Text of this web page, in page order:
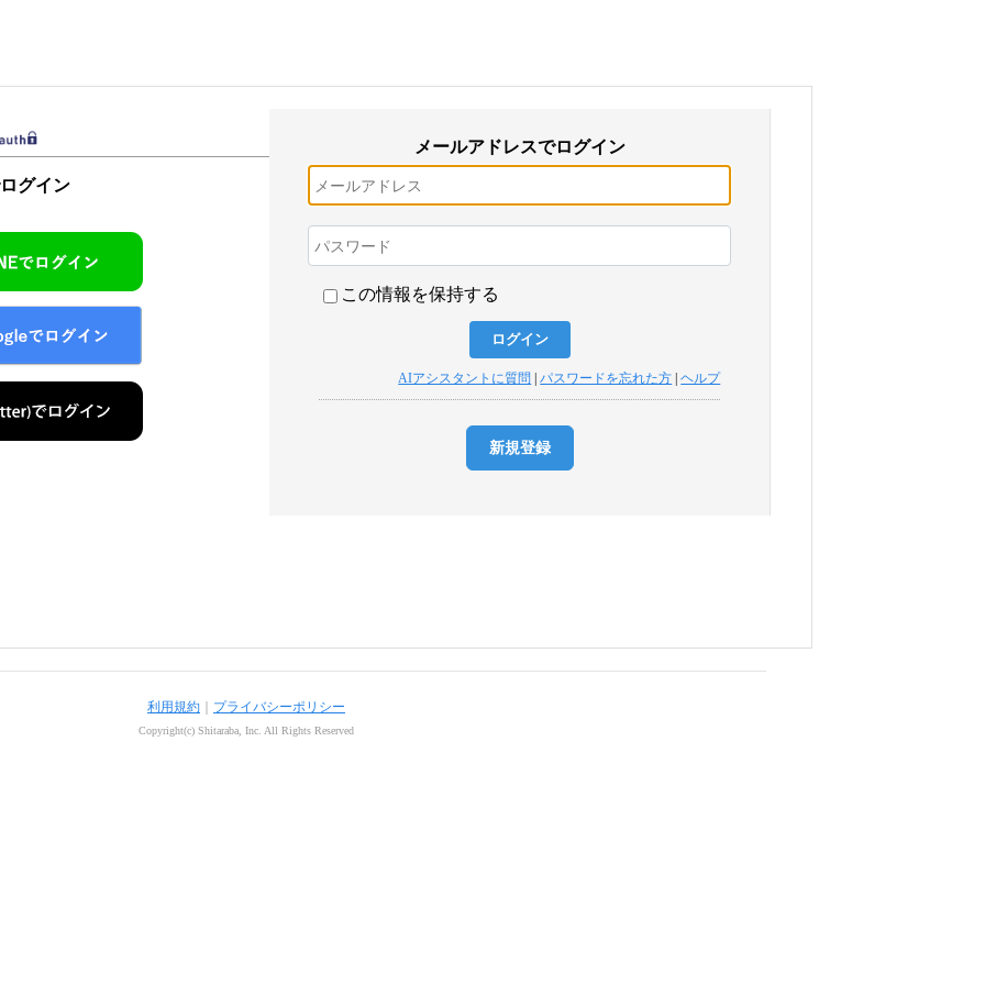
グイン
メールアドレスでログイン
この情報を保持する
AIアシスタントに質問 |パスワードを忘れた方 |ヘルプ
新規登録
利用規約 プライバシーポリシー
Copyright(c) Shitaraba, Inc. All Rights Reserved